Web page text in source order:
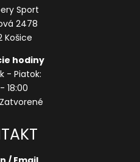
Sport
2478
Košice
hodiny
- Piatok:
18:00